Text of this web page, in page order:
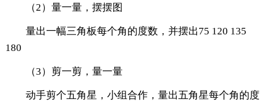
（2）量一量，摆摆图
量出一幅三角板每个角的度数，并摆出75 120 135
180
（3）剪一剪，量一量
动手剪个五角星，小组合作，量出五角星每个角的度